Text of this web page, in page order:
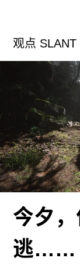
顿消，双年展
来。这次的组
和贺子珂，
着防卫等级
指引，在检
Lee，为我们
此次双年展的
观”（
Century）。
说唱形式，
为“声音或噪
（Nicolas
空间声景的重
观点 SLANT
今夕
逃……